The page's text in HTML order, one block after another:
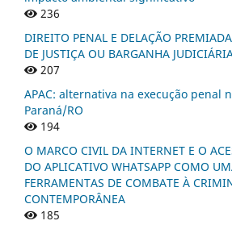
236
DIREITO PENAL E DELAÇÃO
DE JUSTIÇA OU BARGANHA
207
APAC: alternativa na execução penal
Paraná/RO
194
O MARCO CIVIL DA INTERNET E O
DO APLICATIVO WHATSAPP COMO
FERRAMENTAS DE COMBATE À
CONTEMPORÂNEA
185